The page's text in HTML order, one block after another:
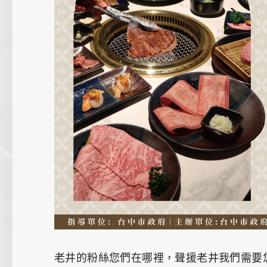
老井的粉絲您們在哪裡，聲援老井我們需